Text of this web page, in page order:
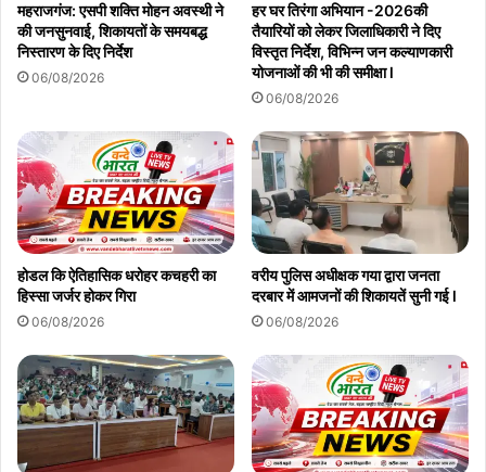
oplus_32
महराजगंज: एसपी शक्ति मोहन अवस्थी ने
की जनसुनवाई, शिकायतों के समयबद्ध
निस्तारण के दिए निर्देश
06/08/2026
हर घर तिरंगा अभियान -2026की
तैयारियों को लेकर जिलाधिकारी ने दिए
विस्तृत निर्देश, विभिन्न जन कल्याणकारी
योजनाओं की भी की समीक्षा l
06/08/2026
होडल कि ऐतिहासिक धरोहर कचहरी का
हिस्सा जर्जर होकर गिरा
06/08/2026
वरीय पुलिस अधीक्षक गया द्वारा जनता
दरबार में आमजनों की शिकायतें सुनी गई l
06/08/2026